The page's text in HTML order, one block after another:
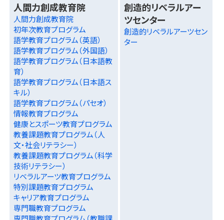
人間力創成教育院
人間力創成教育院
初年次教育プログラム
語学教育プログラム（英語）
語学教育プログラム（外国語）
語学教育プログラム（日本語教
育）
語学教育プログラム（日本語ス
キル）
語学教育プログラム（パセオ）
情報教育プログラム
健康とスポーツ教育プログラム
教養課題教育プログラム（人
文・社会リテラシー）
教養課題教育プログラム（科学
技術リテラシー）
リベラルアーツ教育プログラム
特別課題教育プログラム
キャリア教育プログラム
専門職教育プログラム
創造的リベラルアー
ツセンター
創造的リベラルアーツセン
ター